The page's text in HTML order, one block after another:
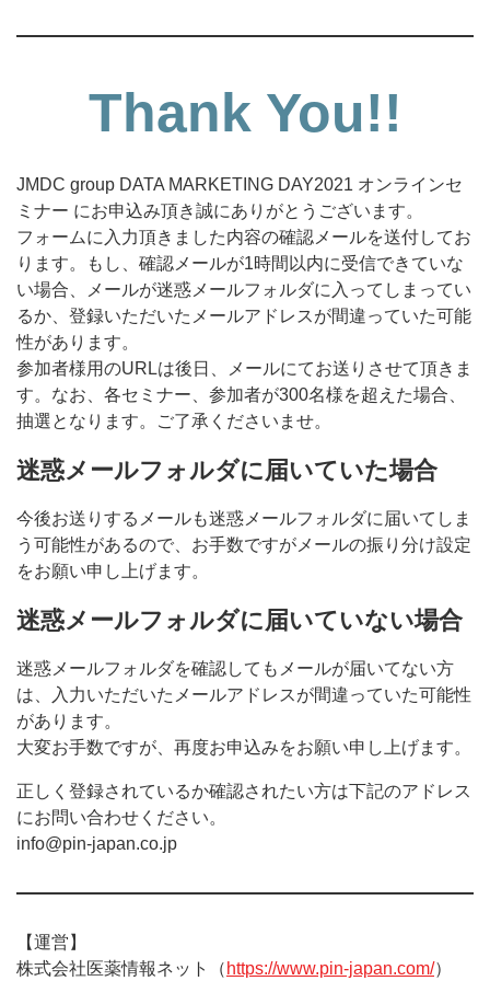
Thank You!!
JMDC group DATA MARKETING DAY2021 オンラインセ
ミナー にお申込み頂き誠にありがとうございます。
フォームに入力頂きました内容の確認メールを送付してお
ります。もし、確認メールが1時間以内に受信できていな
い場合、メールが迷惑メールフォルダに入ってしまってい
るか、登録いただいたメールアドレスが間違っていた可能
性があります。
参加者様用のURLは後日、メールにてお送りさせて頂きま
す。なお、各セミナー、参加者が300名様を超えた場合、
抽選となります。ご了承くださいませ。
迷惑メールフォルダに届いていた場合
今後お送りするメールも迷惑メールフォルダに届いてしま
う可能性があるので、お手数ですがメールの振り分け設定
をお願い申し上げます。
迷惑メールフォルダに届いていない場合
迷惑メールフォルダを確認してもメールが届いてない方
は、入力いただいたメールアドレスが間違っていた可能性
があります。
大変お手数ですが、再度お申込みをお願い申し上げます。
正しく登録されているか確認されたい方は下記のアドレス
にお問い合わせください。
info@pin-japan.co.jp
【運営】
株式会社医薬情報ネット（ https://www.pin-japan.com/）